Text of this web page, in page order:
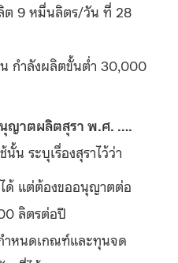
ต 9 หมื่นลิตร/วัน ที่ 28
กำลังผลิตขั้นต่ำ 30,000
ญาตผลิตสุรา พ.ศ. ….
น ระบุเรื่องสุราไว้ว่า
ด้ แต่ต้องขออนุญาตต่อ
ลิตรต่อปี
ำหนดเกณฑ์และทุนจด